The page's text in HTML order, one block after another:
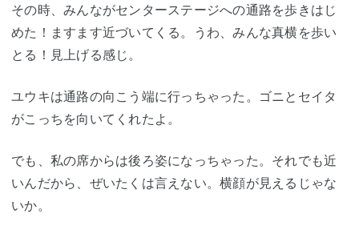
その時、みんながセンターステージへの通路を歩きはじ
めた！ますます近づいてくる。うわ、みんな真横を歩い
とる！見上げる感じ。
ユウキは通路の向こう端に行っちゃった。ゴニとセイタ
がこっちを向いてくれたよ。
でも、私の席からは後ろ姿になっちゃった。それでも近
いんだから、ぜいたくは言えない。横顔が見えるじゃな
いか。